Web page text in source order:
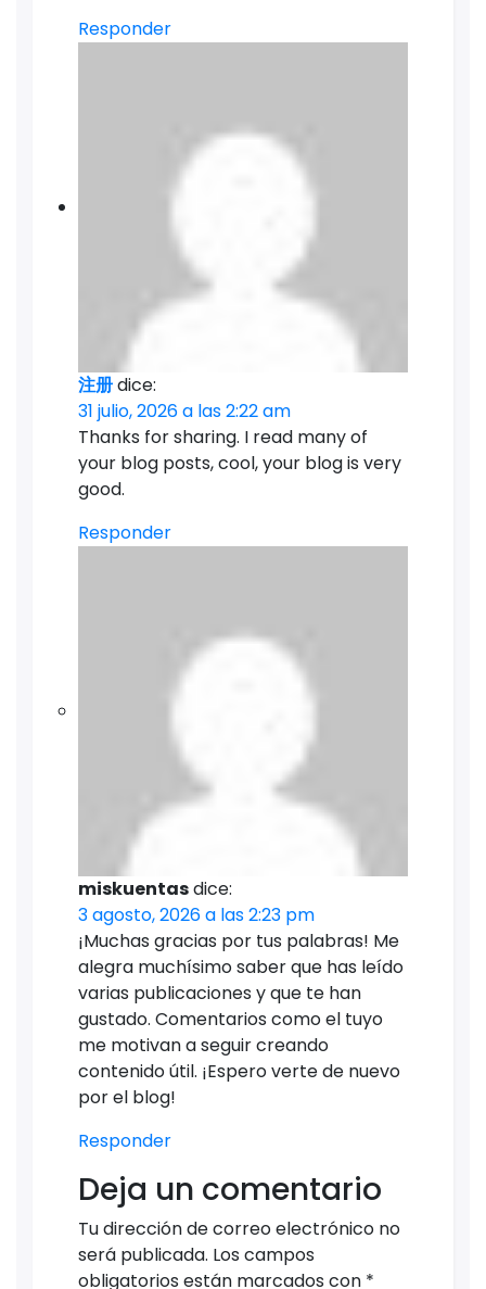
Responder
注册dice:
31 julio, 2026 a las 2:22 am
Thanks for sharing. I read many of
your blog posts, cool, your blog is very
good.
Responder
miskuentasdice:
3 agosto, 2026 a las 2:23 pm
¡Muchas gracias por tus palabras! Me
alegra muchísimo saber que has leído
varias publicaciones y que te han
gustado. Comentarios como el tuyo
me motivan a seguir creando
contenido útil. ¡Espero verte de nuevo
por el blog!
Responder
Deja un comentario
Tu dirección de correo electrónico no
será publicada. Los campos
obligatorios están marcados con *